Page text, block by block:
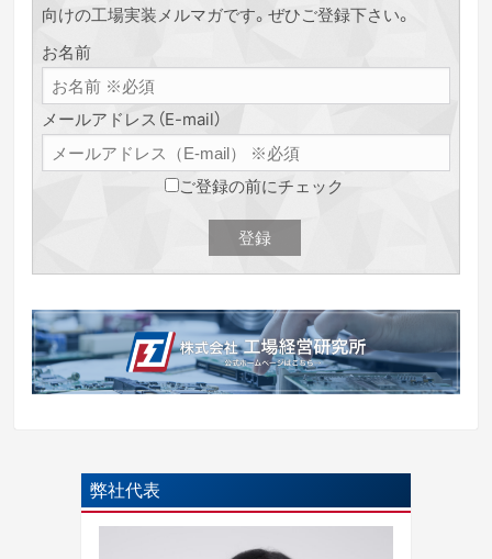
向けの工場実装メルマガです。ぜひご登録下さい。
お名前
メールアドレス（E-mail）
ご登録の前にチェック
弊社代表